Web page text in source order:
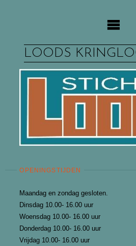
LOODS
OPENINGSTIJDEN
Maandag en zondag gesloten.
Dinsdag 10.00- 16.00 uur
Woensdag 10.00- 16.00 uur
Donderdag 10.00- 16.00 uur
Vrijdag 10.00- 16.00 uur